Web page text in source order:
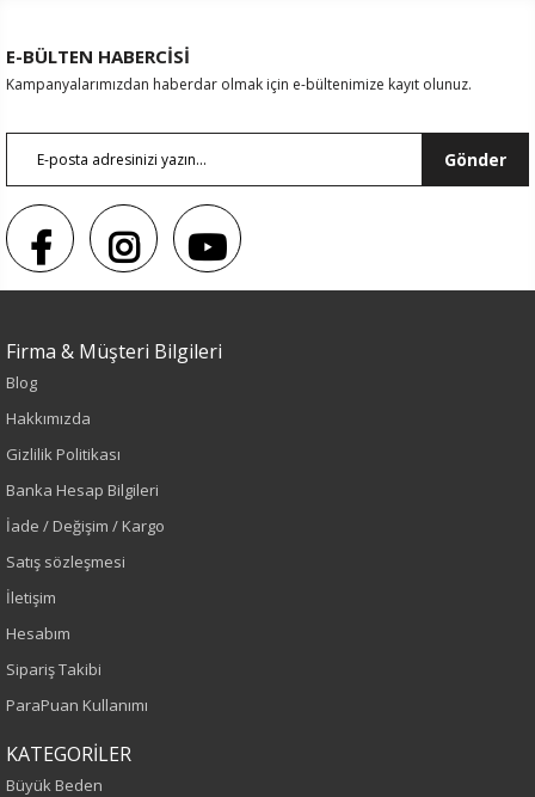
Sezon : YAZLIK
Renk
Lacivert
Sezon
İlkbahar-Yaz
Yaş Grubu
Kalıp
E-BÜLTEN HABERCİSİ
Kampanyalarımızdan haberdar olmak için e-bültenimize kayıt olunuz.
Gönder
Firma & Müşteri Bilgileri
Blog
Hakkımızda
Gizlilik Politikası
Banka Hesap Bilgileri
İade / Değişim / Kargo
Satış sözleşmesi
İletişim
Hesabım
Sipariş Takibi
ParaPuan Kullanımı
KATEGORİLER
Büyük Beden